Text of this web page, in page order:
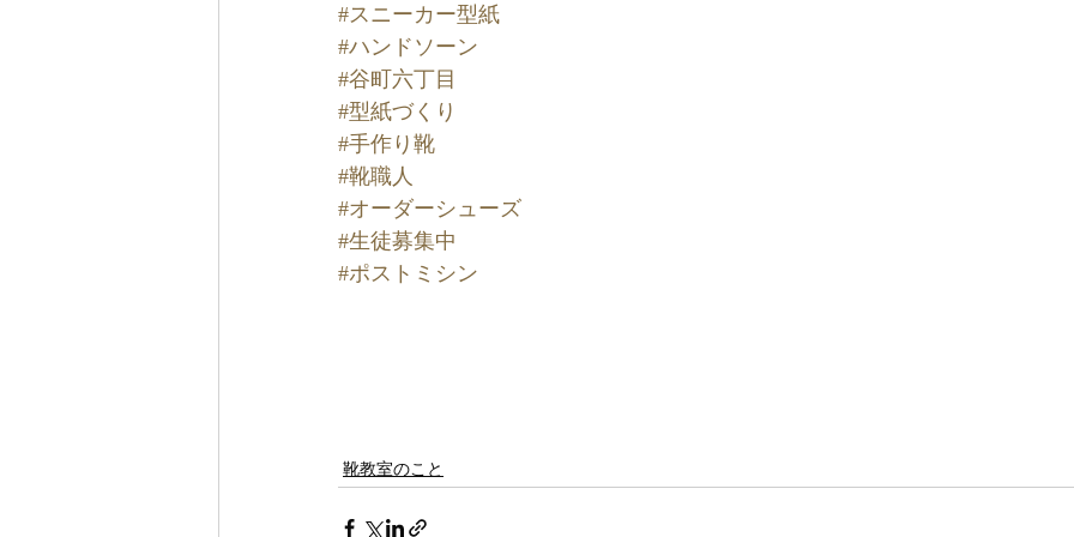
#スニーカー型紙
#ハンドソーン
#谷町六丁目
#型紙づくり
#手作り靴
#靴職人
#オーダーシューズ
#生徒募集中
#ポストミシン
靴教室のこと